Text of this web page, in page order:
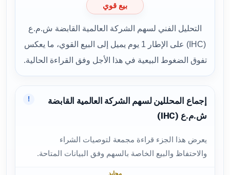
بيع قوي
التحليل الفني لسهم الشركة العالمية القابضة ش.م.ع
(IHC) على الإطار 1 يوم يميل إلى البيع القوي، ما يعكس
تفوق الضغوط البيعية في هذا الأجل وفق القراءة الحالية.
إجماع المحللين لسهم الشركة العالمية القابضة
ش.م.ع (IHC)
يعرض هذا الجزء قراءة مجمعة لتوصيات الشراء
والاحتفاظ والبيع الخاصة بالسهم وفق البيانات المتاحة.
!
محايد